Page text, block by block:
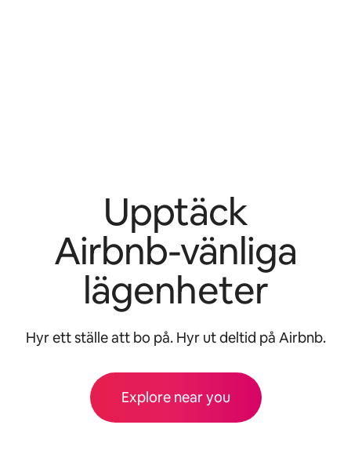
Upptäck
Airbnb-vänliga
lägenheter
Hyr ett ställe att bo på. Hyr ut deltid på Airbnb.
Explore near you